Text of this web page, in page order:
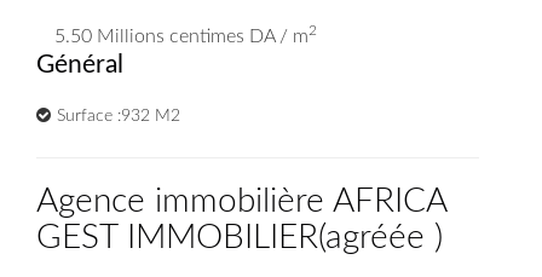
5.50 Millions centimes DA/ m2
Général
Surface :932 M2
Agence immobilière AFRICA
GEST IMMOBILIER(agréée )